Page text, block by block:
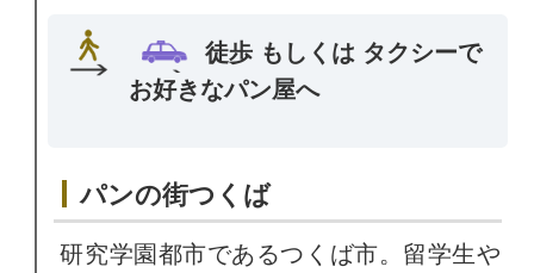
徒歩 もしくは タクシーで
お好きなパン屋へ
パンの街つくば
研究学園都市であるつくば市。留学生や